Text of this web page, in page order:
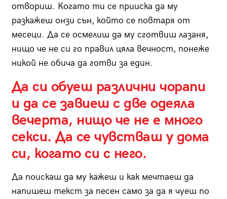
отвориш. Когато ти се прииска да му
разкажеш онзи сън, който се повтаря от
месеци. Да се осмелиш да му сготвиш лазаня,
нищо че не си го правил цяла вечност, понеже
никой не обича да готви за един.
Да си обуеш различни чорапи
и да се завиеш с две одеяла
вечерта, нищо че не е много
секси. Да се чувстваш у дома
си, когато си с него.
Да поискаш да му кажеш и как мечтаеш да
напишеш текст за песен само за да я чуеш по